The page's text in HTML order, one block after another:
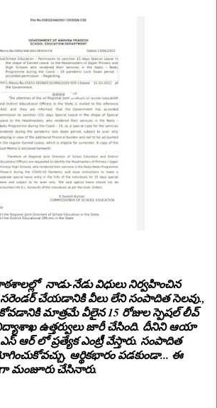
నాడు-నేడు విధులు నిర్వహించిన
చేయడానికి వీలు లేని సంపాదిత సెలవు.,
మాత్రమే వీలైన 15 రోజుల స్పెషల్ లీవ్
ఉత్తర్వులు జారీ చేసింది. దీనిని ఆయా
ఆర్ లో ప్రత్యేక ఎంట్రీ వేస్తారు. సంపాదిత
ఆర్థికభారం పడకుండా... ఈ
మంజూరు చేసినారు.